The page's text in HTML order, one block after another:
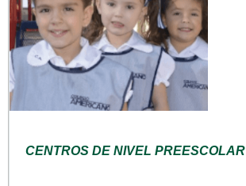
CENTROS DE NIVEL PREESCOLAR